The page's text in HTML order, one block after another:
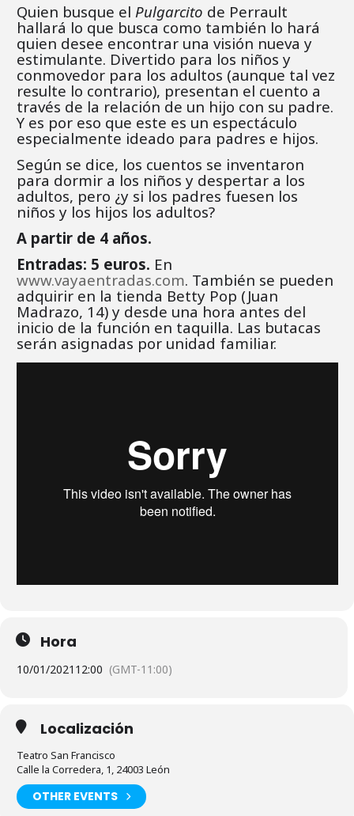
Quien busque el Pulgarcito de Perrault
hallará lo que busca como también lo hará
quien desee encontrar una visión nueva y
estimulante. Divertido para los niños y
conmovedor para los adultos (aunque tal vez
resulte lo contrario), presentan el cuento a
través de la relación de un hijo con su padre.
Y es por eso que este es un espectáculo
especialmente ideado para padres e hijos.
Según se dice, los cuentos se inventaron
para dormir a los niños y despertar a los
adultos, pero ¿y si los padres fuesen los
niños y los hijos los adultos?
A partir de 4 años.
Entradas: 5 euros. En
www.vayaentradas.com. También se pueden
adquirir en la tienda Betty Pop (Juan
Madrazo, 14) y desde una hora antes del
inicio de la función en taquilla. Las butacas
serán asignadas por unidad familiar.
Hora
10/01/2021 12:00 (GMT-11:00)
Localización
Teatro San Francisco
Calle la Corredera, 1, 24003 León
OTHER EVENTS